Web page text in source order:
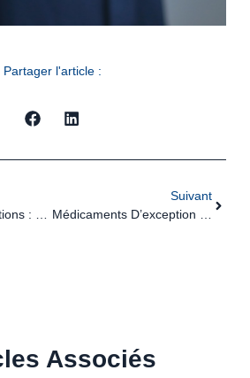
Partager l'article :
Suivant
Associés